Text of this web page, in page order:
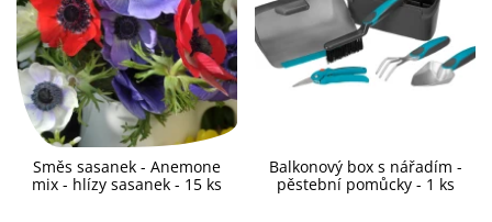
Směs sasanek - Anemone
mix - hlízy sasanek - 15 ks
Balkonový box s nářadím -
pěstební pomůcky - 1 ks